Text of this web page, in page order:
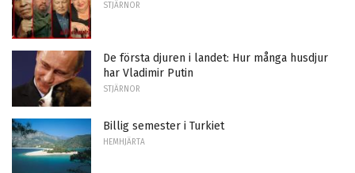
STJÄRNOR
De första djuren i landet: Hur många husdjur
har Vladimir Putin
STJÄRNOR
Billig semester i Turkiet
HEMHJÄRTA